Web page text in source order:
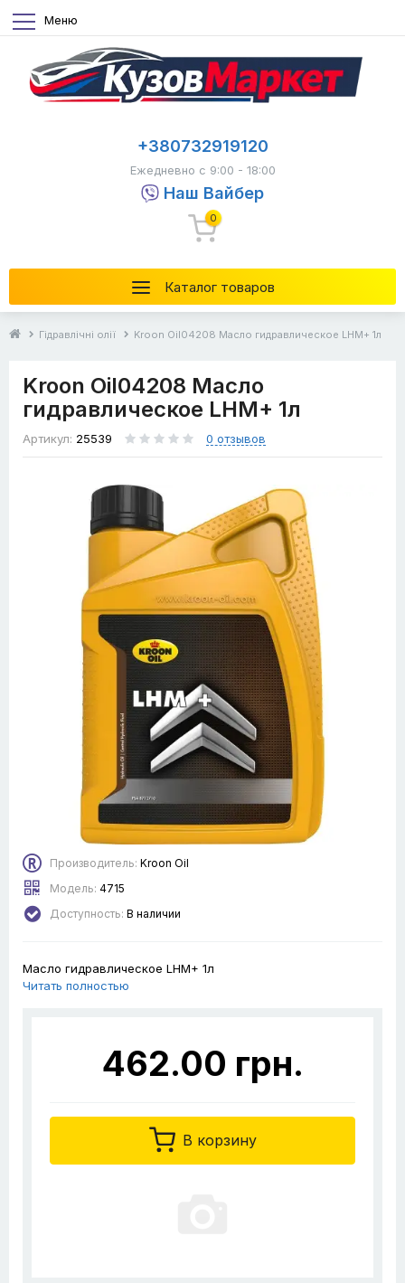
Меню
Каталог товаров
+380732919120
Ежедневно с 9:00 - 18:00
Наш Вайбер
0
Гідравлічні олії Kroon Oil04208 Масло гидравлическое LHM+ 1л
Kroon Oil04208 Масло
гидравлическое LHM+ 1л
Артикул: 25539 0 отзывов
Производитель: Kroon Oil
Модель: 4715
Доступность: В наличии
Масло гидравлическое LHM+ 1л
Читать полностью
462.00 грн.
В корзину